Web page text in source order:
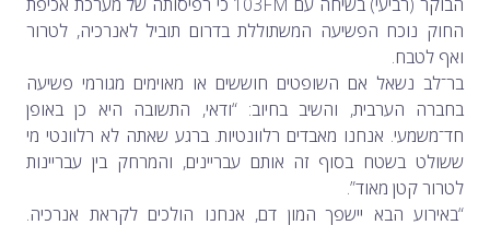
איראן והערבים
מיכאל בן ארי על פרשת השבוע ת... -- 06/03/2026
מיכאל בן ארי על פרשת הת... -- 27/02/2026
מיכאל בן ארי על פרשת הת...
מיכאל בן ארי על פרשת הת... -- 13/02/2026
מיכאל בן ארי על פרשת השבוע ת...-- 06/02/2026
חלקם של היהודים הולך ופוחת....
מיכאל בן ארי על פרשת השבוע ת...-- 30/01/2026
החוק נוכח הפשיעה המשתוללת בדרום תוביל לאנרכיה, לטרור
ואף לטבח.
בר־לב נשאל אם השופטים חוששים או מאוימים מגורמי פשיעה
בחברה הערבית, והשיב בחיוב: “ודאי, התשובה היא כן באופן
חד־משמעי. אנחנו מאבדים רלוונטיות. ברגע שאתה לא רלוונטי מי
ששולט בשטח בסוף זה אותם עבריינים, והמרחק בין עבריינות
לטרור קטן מאוד”.
“באירוע הבא יישפך המון דם, אנחנו הולכים לקראת אנרכיה.